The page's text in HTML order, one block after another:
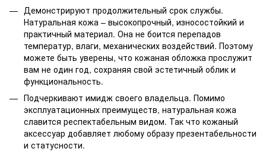
Демонстрируют продолжительный срок службы.
Натуральная кожа – высокопрочный, износостойкий и
практичный материал. Она не боится перепадов
температур, влаги, механических воздействий. Поэтому
можете быть уверены, что кожаная обложка прослужит
вам не один год, сохраняя свой эстетичный облик и
функциональность.
Подчеркивают имидж своего владельца. Помимо
эксплуатационных преимуществ, натуральная кожа
славится респектабельным видом. Так что кожаный
аксессуар добавляет любому образу презентабельности
и статусности.